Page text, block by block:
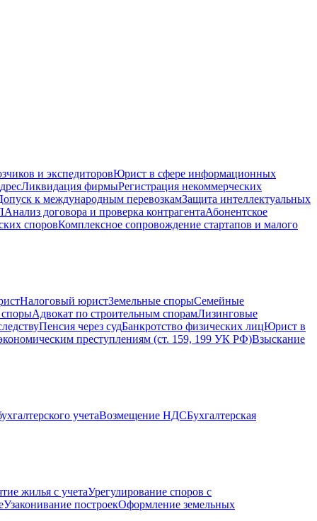
и экспедиторовЮрист в сфере информационных
Ликвидация фирмыРегистрация некоммерческих
к международным перевозкамЗащита интеллектуальных
Анализ договора и проверка контрагентаАбонентское
споровКомплексное сопровождение стартапов и малого
Налоговый юристЗемельные спорыСемейные
Адвокат по строительным спорамЛизинговые
Пенсия через судБанкротство физических лицЮрист в
преступлениям (ст. 159, 199 УК РФ)Взыскание
учетаВозмещение НДСБухгалтерская
жилья с учетаУрегулирование споров с
Узаконивание построекОформление земельных